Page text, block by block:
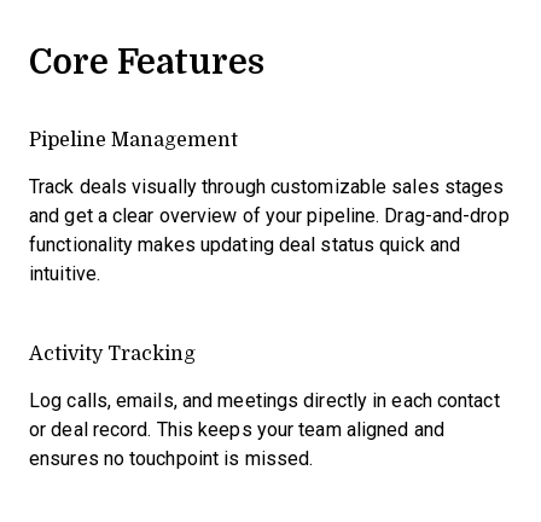
Core Features
Pipeline Management
Track deals visually through customizable sales stages
and get a clear overview of your pipeline. Drag-and-drop
functionality makes updating deal status quick and
intuitive.
Activity Tracking
Log calls, emails, and meetings directly in each contact
or deal record. This keeps your team aligned and
ensures no touchpoint is missed.